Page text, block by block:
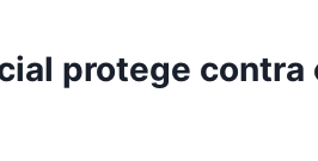
protege contra